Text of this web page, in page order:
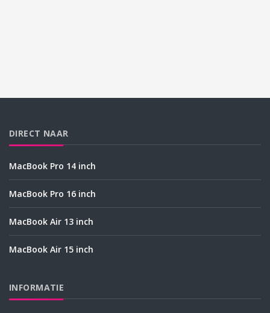
DIRECT NAAR
MacBook Pro 14 inch
MacBook Pro 16 inch
MacBook Air 13 inch
MacBook Air 15 inch
INFORMATIE